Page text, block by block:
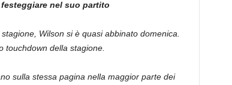
nel suo partito
Wilson si è quasi abbinato domenica.
touchdown della stagione.
sulla stessa pagina nella maggior parte dei